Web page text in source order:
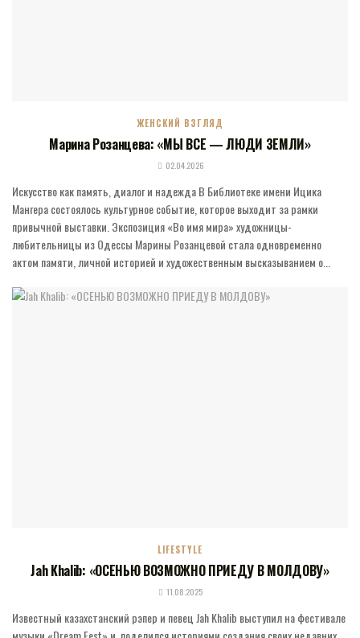
ЖЕНСКИЙ ВЗГЛЯД
Марина Розанцева: «МЫ ВСЕ — ЛЮДИ ЗЕМЛИ»
02.04.2026
Искусство как память, диалог и надежда В Библиотеке имени Ицика
Мангера состоялось культурное событие, которое выходит за рамки
привычной выставки. Экспозиция «Во имя мира» художницы-
любительницы из Одессы Марины Розанцевой стала одновременно
актом памяти, личной историей и художественным высказыванием о...
LIFESTYLE
Jah Khalib: «ОСЕНЬЮ ВОЗМОЖНО ПРИЕДУ В МОЛДОВУ»
11.08.2025
Известный казахстанский рэпер и певец Jah Khalib выступил на фестивале